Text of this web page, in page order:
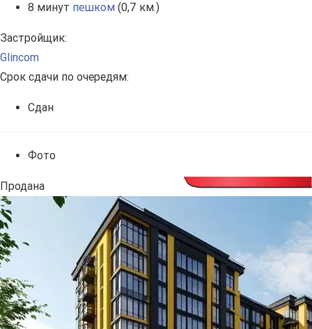
8 минут пешком (0,7 км.)
Застройщик:
Glincom
Срок сдачи по очередям:
Сдан
Фото
Продана